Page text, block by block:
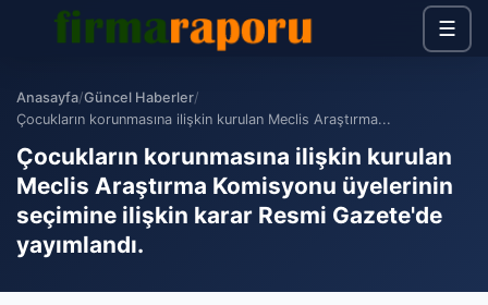
☰
Anasayfa/Güncel Haberler/
Çocukların korunmasına ilişkin kurulan Meclis Araştırma...
Çocukların korunmasına ilişkin kurulan
Meclis Araştırma Komisyonu üyelerinin
seçimine ilişkin karar Resmi Gazete'de
yayımlandı.